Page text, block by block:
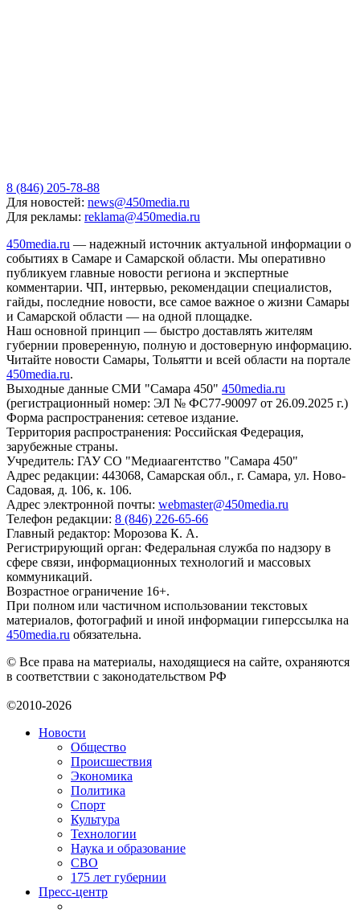
8 (846) 205-78-88
Для новостей: news@450media.ru
Для рекламы: reklama@450media.ru
450media.ru — надежный источник актуальной информации о
событиях в Самаре и Самарской области. Мы оперативно
публикуем главные новости региона и экспертные
комментарии. ЧП, интервью, рекомендации специалистов,
гайды, последние новости, все самое важное о жизни Самары
и Самарской области — на одной площадке.
Наш основной принцип — быстро доставлять жителям
губернии проверенную, полную и достоверную информацию.
Читайте новости Самары, Тольятти и всей области на портале
450media.ru.
Выходные данные СМИ "Самара 450" 450media.ru
(регистрационный номер: ЭЛ № ФС77-90097 от 26.09.2025 г.)
Форма распространения: сетевое издание.
Территория распространения: Российская Федерация,
зарубежные страны.
Учредитель: ГАУ СО "Медиаагентство "Самара 450"
Адрес редакции: 443068, Самарская обл., г. Самара, ул. Ново-
Садовая, д. 106, к. 106.
Адрес электронной почты: webmaster@450media.ru
Телефон редакции: 8 (846) 226-65-66
Главный редактор: Морозова К. А.
Регистрирующий орган: Федеральная служба по надзору в
сфере связи, информационных технологий и массовых
коммуникаций.
Возрастное ограничение 16+.
При полном или частичном использовании текстовых
материалов, фотографий и иной информации гиперссылка на
450media.ru обязательна.
© Все права на материалы, находящиеся на сайте, охраняются
в соответствии с законодательством РФ
©2010-2026
Новости
Общество
Происшествия
Экономика
Политика
Спорт
Культура
Технологии
Наука и образование
СВО
175 лет губернии
Пресс-центр